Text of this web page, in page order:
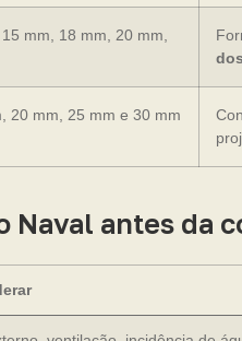
mm, 18 mm, 20 mm,
20 mm, 25 mm e 30 mm
Naval antes da